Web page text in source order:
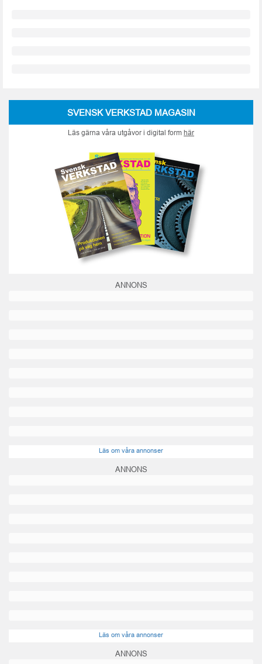
SVENSK VERKSTAD MAGASIN
Läs gärna våra utgåvor i digital form här
ANNONS
Läs om våra annonser
ANNONS
Läs om våra annonser
ANNONS